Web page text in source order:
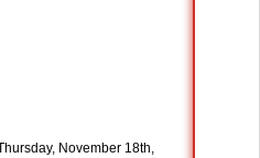
November 18th,